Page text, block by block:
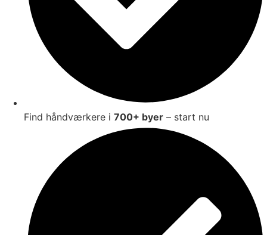
Find håndværkere i 700+ byer – start nu